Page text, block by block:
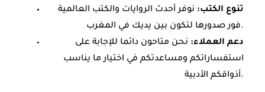
تنوع الكتب: نوفر أحدث الروايات والكتب العالمية
فور صدورها لتكون بين يديك في المغرب.
دعم العملاء: نحن متاحون دائما للإجابة على
استفساراتكم ومساعدتكم في اختيار ما يناسب
أذواقكم الأدبية.